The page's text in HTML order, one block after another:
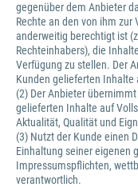
gegenüber dem Anbieter
Rechte an den von ihm
anderweitig berechtigt ist
Rechteinhabers), die
Verfügung zu stellen. Der
Kunden gelieferten Inhalte
(2) Der Anbieter
gelieferten Inhalte auf
Aktualität, Qualität und
(3) Nutzt der Kunde einen
Einhaltung seiner eigenen
Impressumspflichten,
verantwortlich.